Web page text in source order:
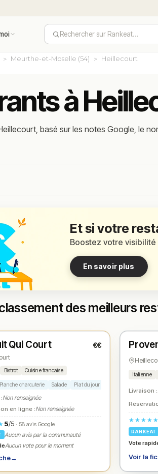
Rechercher sur Rankeat…
Meurthe-et-Moselle (54) Heillecourt
à
basé sur les notes Google, le
Et si votre
Boostez votre
En savoir plus
des meilleurs
Qui Court €€
Bistrot Cuisine francaise
Planche charcuterie Salade Plat du jour
Non renseignée
en ligne :Non renseignée
5/5· 58 avis Google
Aucun avis par la communauté
Aucun vote pour le moment
→
★ N° 2
Italienne
Livraison :
RANKEAT
Vote
Voir la
Ouvert